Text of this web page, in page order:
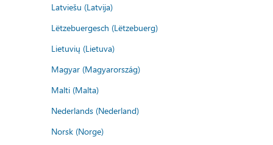
Latviešu (Latvija)
Lëtzebuergesch (Lëtzebuerg)
Lietuvių (Lietuva)
Magyar (Magyarország)
Malti (Malta)
Nederlands (Nederland)
Norsk (Norge)